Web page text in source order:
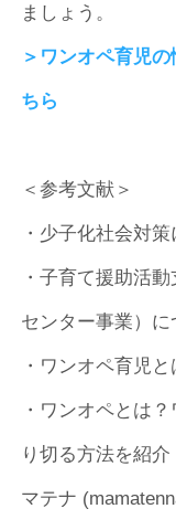
ましょう。
＞ワンオペ育児
ちら
＜参考文献＞
・少子化社会対
・子育て援助活
センター事業）
・ワンオペ育児
・ワンオペとは
り切る方法を紹
マテナ